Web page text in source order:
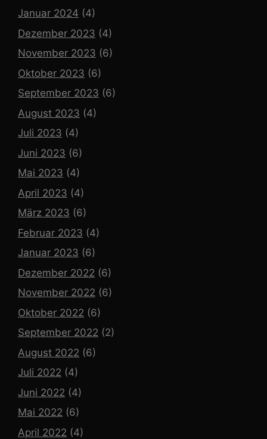
Januar 2024 (4)
Dezember 2023 (4)
November 2023 (6)
Oktober 2023 (6)
September 2023 (6)
August 2023 (4)
Juli 2023 (4)
Juni 2023 (6)
Mai 2023 (4)
April 2023 (4)
März 2023 (6)
Februar 2023 (4)
Januar 2023 (6)
Dezember 2022 (6)
November 2022 (6)
Oktober 2022 (6)
September 2022 (2)
August 2022 (6)
Juli 2022 (4)
Juni 2022 (4)
Mai 2022 (6)
April 2022 (4)